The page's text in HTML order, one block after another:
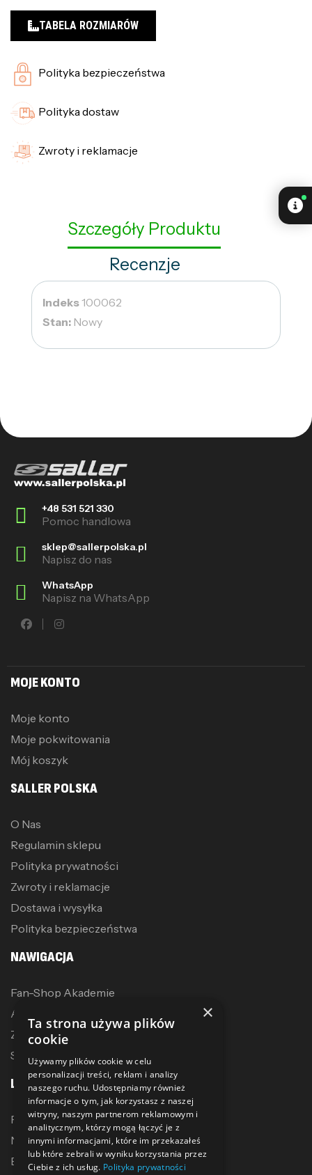
TABELA ROZMIARÓW
Polityka bezpieczeństwa
Polityka dostaw
Zwroty i reklamacje
Szczegóły Produktu
Recenzje
Indeks100062
Stan: Nowy
+48 531 521 330
Pomoc handlowa
sklep@sallerpolska.pl
Napisz do nas
WhatsApp
Napisz na WhatsApp
MOJE KONTO
Moje konto
Moje pokwitowania
Mój koszyk
SALLER POLSKA
O Nas
Regulamin sklepu
Polityka prywatności
Zwroty i reklamacje
Dostawa i wysyłka
Polityka bezpieczeństwa
NAWIGACJA
Fan-Shop Akademie
Akcesoria treningowe
Zostań dystrybutorem
Sublimacja
LINKI
Promocje
Nowe produkty
Bestsellery
×
Ta strona używa plików
cookie
Używamy plików cookie w celu
personalizacji treści, reklam i analizy
naszego ruchu. Udostępniamy również
informacje o tym, jak korzystasz z naszej
witryny, naszym partnerom reklamowym i
analitycznym, którzy mogą łączyć je z
innymi informacjami, które im przekazałeś
lub które zebrali w wyniku korzystania przez
Ciebie z ich usług. Polityka prywatności